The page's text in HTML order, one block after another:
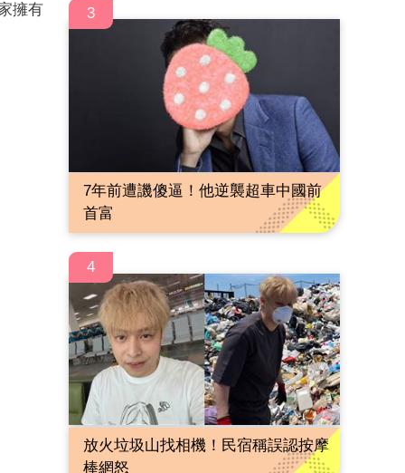
擁有
3
7年前遭譏傻逼！他逆襲超車中國前
首富
4
放火垃圾山找相機！民宿稱誤認按摩
棒網怒